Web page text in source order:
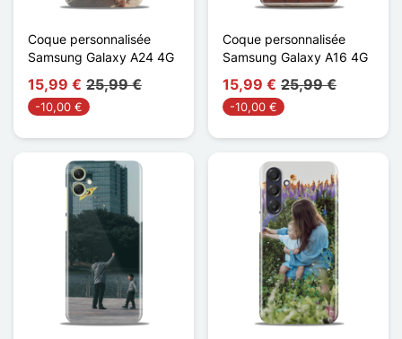
Coque personnalisée
Samsung Galaxy A24 4G
15,99 € 25,99 €
-10,00 €
Coque personnalisée
Samsung Galaxy A16 4G
15,99 € 25,99 €
-10,00 €